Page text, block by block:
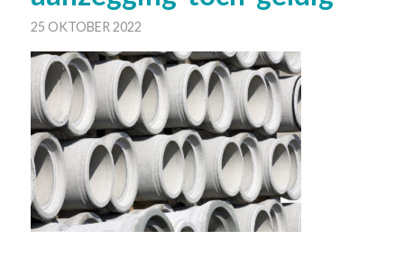
25 OKTOBER 2022